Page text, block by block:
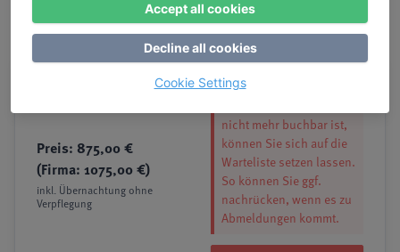
Preis: 875,00 €
(Firma: 1075,00 €)
inkl. Übernachtung ohne
Verpflegung
Warteliste
nicht mehr buchbar ist,
können Sie sich auf die
Warteliste setzen lassen.
So können Sie ggf.
nachrücken, wenn es zu
Abmeldungen kommt.
Accept all cookies
Decline all cookies
Cookie Settings